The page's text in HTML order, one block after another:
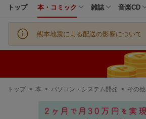
トップ 本・コミック 雑誌 音楽CD
熊本地震による配送の影響について
現
トップ > 本 > パソコン・システム開発 > その他